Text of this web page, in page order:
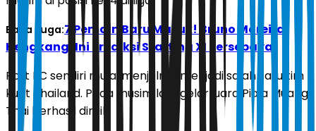
Baca Juga:7 Pemain Baru Masuk! Bruno Moreira
Hengkang, Ini Prediksi Starting XI Persebaya
Port FC sendiri mulai menjelma menjadi salah satu tim
kuat Thailand. Pada musim lalu, gelar juara Piala Muang
Thai berhasil diraih.